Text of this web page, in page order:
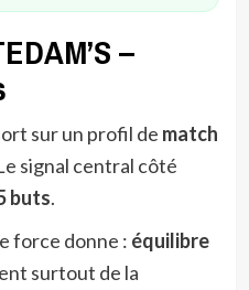
–
sur un profil de match
signal central côté
buts.
force donne : équilibre
surtout de la